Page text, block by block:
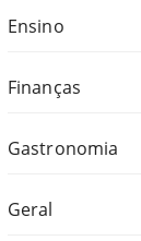
Ensino
Finanças
Gastronomia
Geral